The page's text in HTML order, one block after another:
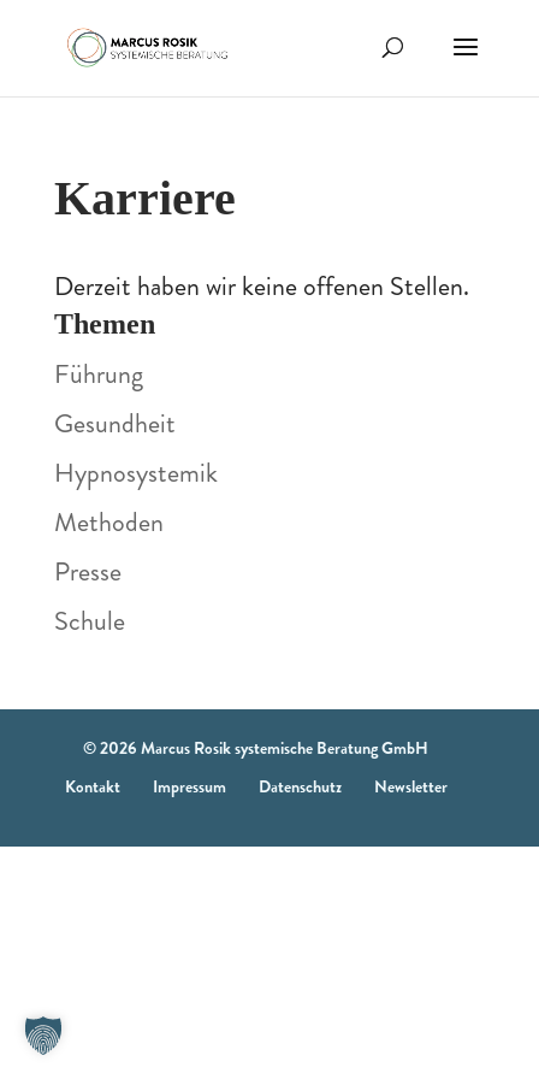
Karriere
Derzeit haben wir keine offenen Stellen.
Themen
Führung
Gesundheit
Hypnosystemik
Methoden
Presse
Schule
© 2026 Marcus Rosik systemische Beratung GmbH
Kontakt
Impressum Datenschutz Newsletter